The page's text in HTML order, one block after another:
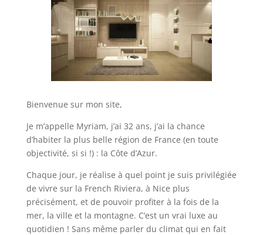
Bienvenue sur mon site,
Je m’appelle Myriam, j’ai 32 ans, j’ai la chance
d’habiter la plus belle région de France (en toute
objectivité, si si !) : la Côte d’Azur.
Chaque jour, je réalise à quel point je suis privilégiée
de vivre sur la French Riviera, à Nice plus
précisément, et de pouvoir profiter à la fois de la
mer, la ville et la montagne. C’est un vrai luxe au
quotidien ! Sans même parler du climat qui en fait